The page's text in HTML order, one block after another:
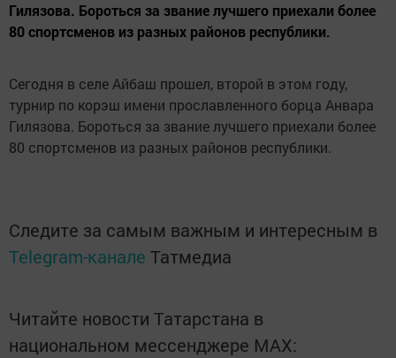
Гилязова. Бороться за звание лучшего приехали более
80 спортсменов из разных районов республики.
Сегодня в селе Айбаш прошел, второй в этом году,
турнир по корэш имени прославленного борца Анвара
Гилязова. Бороться за звание лучшего приехали более
80 спортсменов из разных районов республики.
Следите за самым важным и интересным в
Telegram-канале Татмедиа
Читайте новости Татарстана в
национальном мессенджере MАХ: